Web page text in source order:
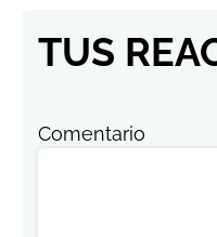
TUS
Comentario